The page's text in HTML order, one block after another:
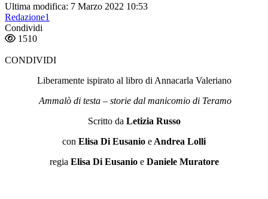
Ultima modifica: 7 Marzo 2022 10:53
Redazione1
Condividi
1510
CONDIVIDI
Liberamente ispirato al libro di Annacarla Valeriano
Ammalò di testa – storie dal manicomio di Teramo
Scritto da Letizia Russo
con Elisa Di Eusanio e Andrea Lolli
regia Elisa Di Eusanioe Daniele Muratore